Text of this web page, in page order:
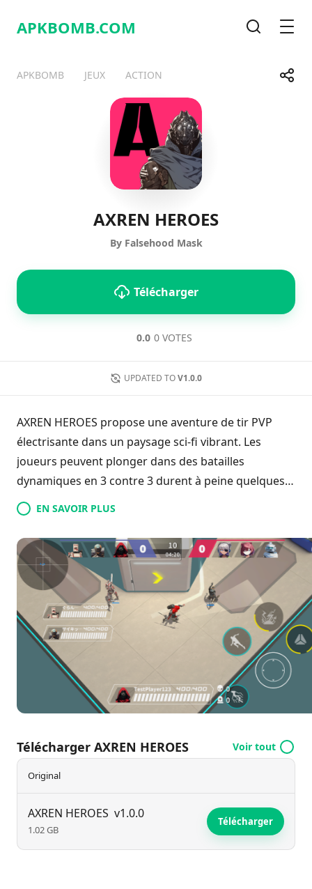
APKBOMB.COM
APKBOMB JEUX ACTION
TelegramFacebook
AXREN HEROES
By Falsehood Mask
Télécharger
0.0 0 VOTES
UPDATED TO V1.0.0
AXREN HEROES propose une aventure de tir PVP
électrisante dans un paysage sci-fi vibrant. Les
joueurs peuvent plonger dans des batailles
dynamiques en 3 contre 3 durent à peine quelques
minutes, ce qui en fait un choix idéal pour ceux qui
recherchent des sensations de jeu rapides. Le jeu est
accessible à tous les niveaux de compétence grâce à
ses commandes conviviales et propose un roster de
personnages, chacun ayant des capacités distinctes
pour un jeu d'équipe stratégique. Avec un accent sur
un gameplay équilibré et des visuels captivants,
AXREN HEROES est conçu pour offrir une expérience
riche aux joueurs gratuits, garantissant que chacun
puisse participer à l'action exaltante où et quand il le
EN SAVOIR PLUS
Télécharger AXREN HEROES Voir tout
Original
AXREN HEROES v1.0.0
1.02 GB
Télécharger